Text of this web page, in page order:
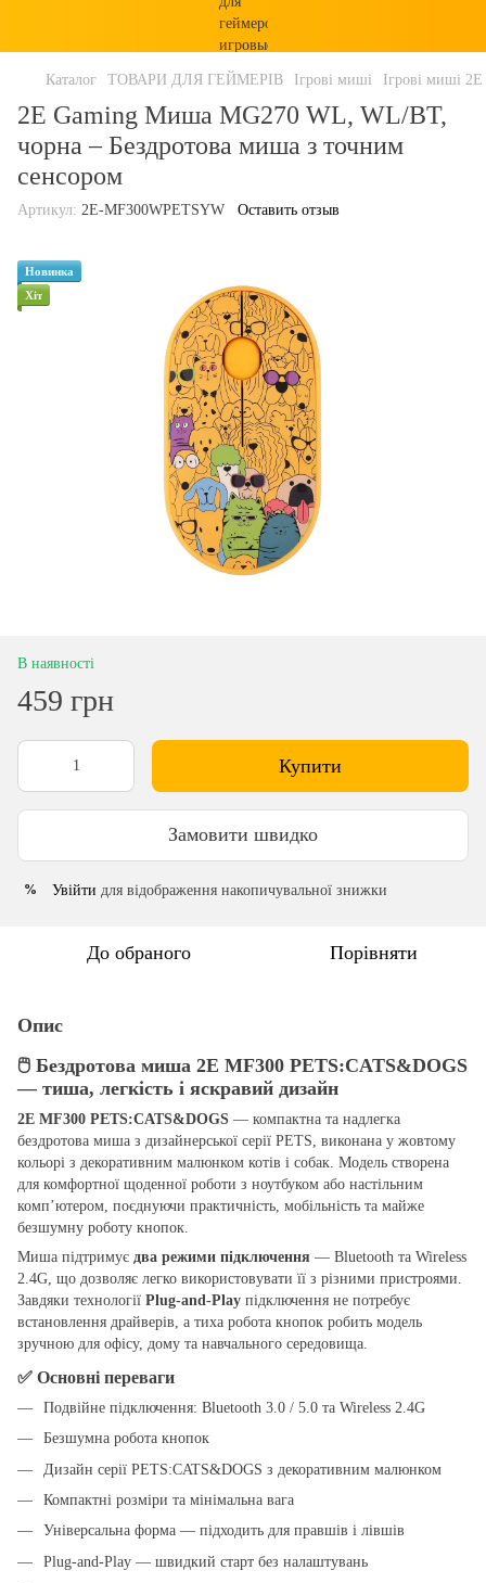
Каталог ТОВАРИ ДЛЯ ГЕЙМЕРІВ Ігрові миші Ігрові миші
2E Gaming Миша MG270 WL, WL/BT,
чорна – Бездротова миша з точним
сенсором
Артикул: 2E-MF300WPETSYW Оставить отзыв
Новинка
Хіт
В наявності
459 грн
Купити
Замовити швидко
% Увійти для відображення накопичувальної знижки
До обраного Порівняти
Опис
🖱️ Бездротова миша 2E MF300 PETS:CATS&DOGS
— тиша, легкість і яскравий дизайн
2E MF300 PETS:CATS&DOGS — компактна та надлегка
бездротова миша з дизайнерської серії PETS, виконана у жовтому
кольорі з декоративним малюнком котів і собак. Модель створена
для комфортної щоденної роботи з ноутбуком або настільним
комп’ютером, поєднуючи практичність, мобільність та майже
безшумну роботу кнопок.
Миша підтримує два режими підключення — Bluetooth та Wireless
2.4G, що дозволяє легко використовувати її з різними пристроями.
Завдяки технології Plug-and-Play підключення не потребує
встановлення драйверів, а тиха робота кнопок робить модель
зручною для офісу, дому та навчального середовища.
✅ Основні переваги
Подвійне підключення: Bluetooth 3.0 / 5.0 та Wireless 2.4G
Безшумна робота кнопок
Дизайн серії PETS:CATS&DOGS з декоративним малюнком
Компактні розміри та мінімальна вага
Універсальна форма — підходить для правшів і лівшів
Plug-and-Play — швидкий старт без налаштувань